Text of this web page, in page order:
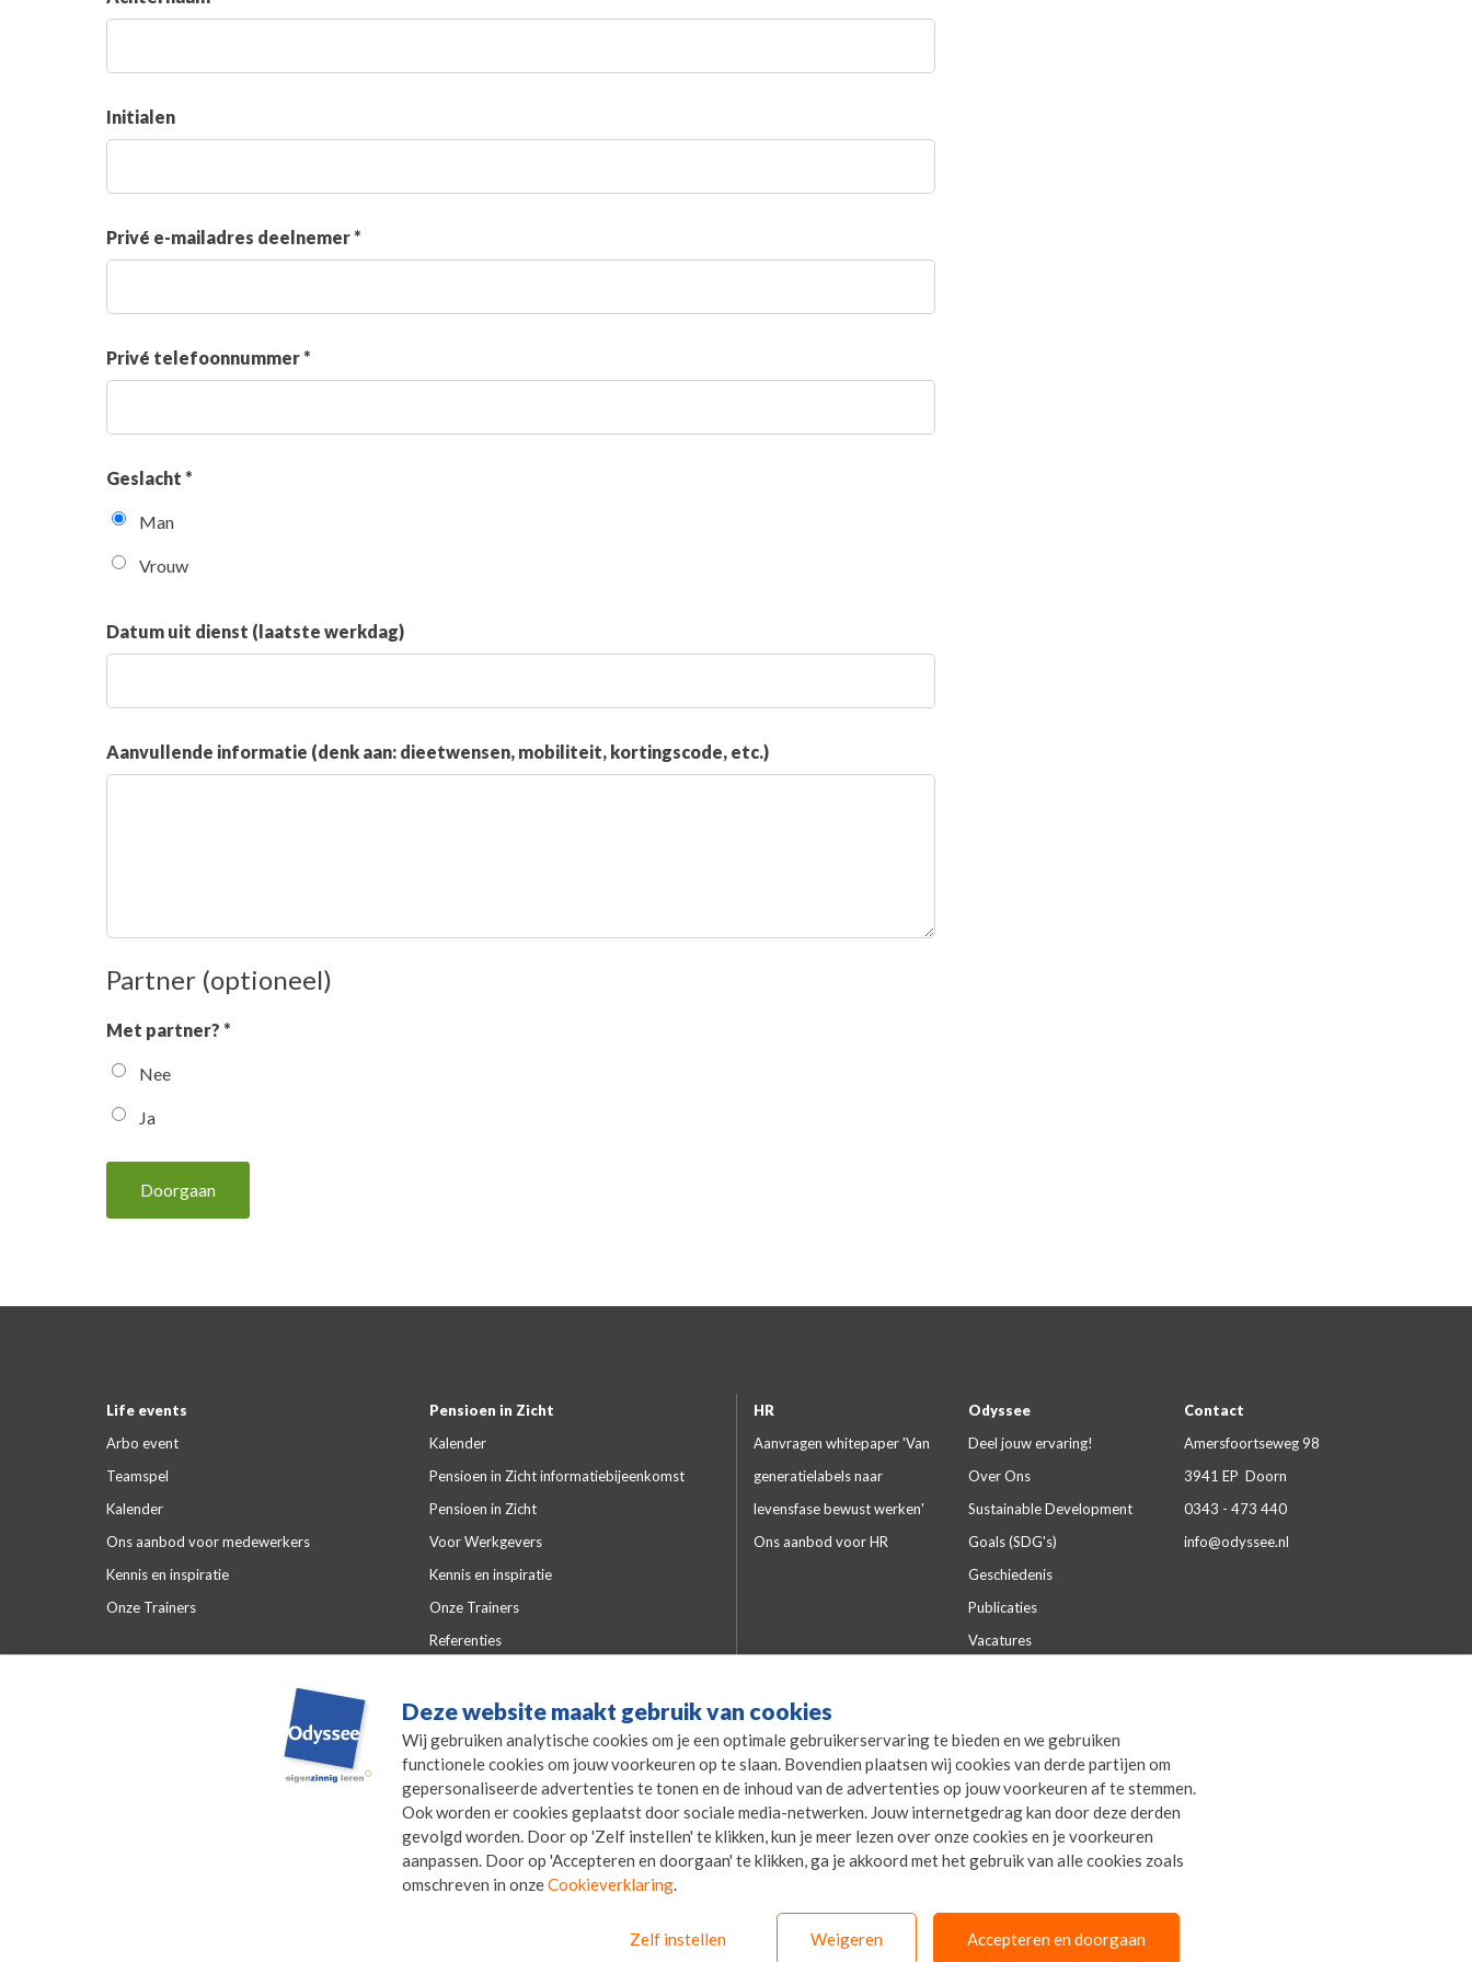
Deze website maakt gebruik van cookies
Wij gebruiken analytische cookies om je een optimale gebruikerservaring te bieden en we gebruiken
functionele cookies om jouw voorkeuren op te slaan. Bovendien plaatsen wij cookies van derde partijen om
gepersonaliseerde advertenties te tonen en de inhoud van de advertenties op jouw voorkeuren af te stemmen.
Ook worden er cookies geplaatst door sociale media-netwerken. Jouw internetgedrag kan door deze derden
gevolgd worden. Door op 'Zelf instellen' te klikken, kun je meer lezen over onze cookies en je voorkeuren
aanpassen. Door op 'Accepteren en doorgaan' te klikken, ga je akkoord met het gebruik van alle cookies zoals
omschreven in onzeCookieverklaring.
Zelf instellen Weigeren Accepteren en doorgaan
Initialen
Privé e-mailadres deelnemer *
Privé telefoonnummer *
Geslacht *
Man
Vrouw
Datum uit dienst (laatste werkdag)
Aanvullende informatie (denk aan: dieetwensen, mobiliteit, kortingscode, etc.)
Partner (optioneel)
Met partner? *
Nee
Ja
Doorgaan
Life events
Arbo event
Teamspel
Kalender
Ons aanbod voor medewerkers
Kennis en inspiratie
Onze Trainers
Pensioen in Zicht
Kalender
Pensioen in Zicht informatiebijeenkomst
Pensioen in Zicht
Voor Werkgevers
Kennis en inspiratie
Onze Trainers
Referenties
HR
Aanvragen whitepaper 'Van
generatielabels naar
levensfase bewust werken'
Ons aanbod voor HR
Odyssee
Deel jouw ervaring!
Over Ons
Sustainable Development
Goals (SDG's)
Geschiedenis
Publicaties
Vacatures
Leveringsvoorwaarden
Privacy Statement
Contact
Amersfoortseweg 98
3941 EP Doorn
0343 - 473 440
info@odyssee.nl